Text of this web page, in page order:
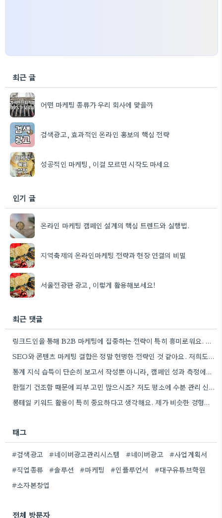
최근 글
어떤 마케팅 종류가 우리 회사에 맞을까
검색광고, 효과적인 온라인 홍보의 핵심 전략
성공적인 마케팅, 이걸 모르면 시작도 마세요
인기 글
온라인 마케팅 캠페인 설계의 핵심 트렌드와 실행법.
지역축제의 온라인마케팅 전략과 현장 연결의 비밀
서울전광판 광고, 이렇게 활용해보세요!
최근 댓글
링크드인을 통해 B2B 마케팅에 집중하는 전략이 특히 흥미로워요. 저희 회사도 유사한 솔루션을 제공하다 보니, 네트워크…
SEO와 콘텐츠 마케팅 결합은 정말 현명한 전략인 것 같아요. 저희도 비슷한 방식으로 블로그를 운영하고 있는데,…
통계 지식 습득이 단순히 보고서 작성뿐 아니라, 캠페인 성과 측정에도 도움이 된다니 흥미롭네요.
환절기 건조함 때문에 피부 고민 많으시죠? 저도 평소에 수분 관리 신경 쓰느라 시간 오래 뺏깁니다.
롱테일 키워드 활용이 특히 중요하다고 생각해요. 제가 비슷한 경험을 할 때, 너무 일반적인 키워드에 집중했더니…
태그
#검색광고 #네이버광고관리시스템 #네이버광고
#사업계획서
#직업종류
#솔루션 #마케팅 #인플루언서
#대구유튜브학원
#소자본창업
전체 방문자